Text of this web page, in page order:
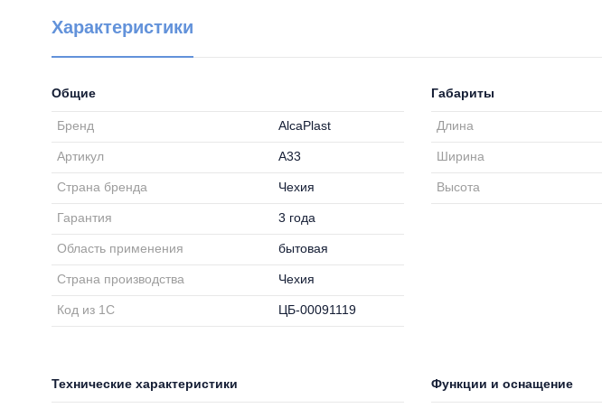
Характеристики
Общие
Бренд AlcaPlast
Артикул A33
Страна бренда Чехия
Гарантия 3 года
Область применения бытовая
Страна производства Чехия
Код из 1С ЦБ-00091119
Габариты
Длина
Ширина
Высота
Технические характеристики Функции и оснащение